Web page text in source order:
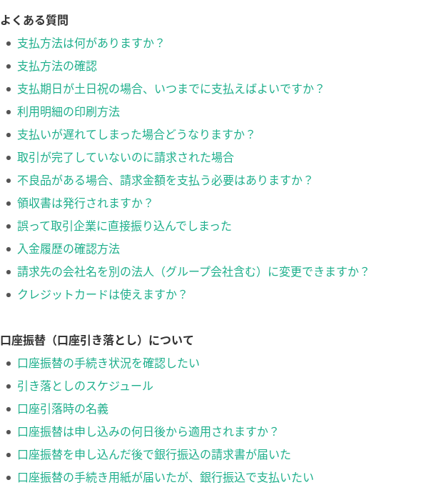
よくある質問
支払方法は何がありますか？
支払方法の確認
支払期日が土日祝の場合、いつまでに支払えばよいですか？
利用明細の印刷方法
支払いが遅れてしまった場合どうなりますか？
取引が完了していないのに請求された場合
不良品がある場合、請求金額を支払う必要はありますか？
領収書は発行されますか？
誤って取引企業に直接振り込んでしまった
入金履歴の確認方法
請求先の会社名を別の法人（グループ会社含む）に変更できますか？
クレジットカードは使えますか？
口座振替（口座引き落とし）について
口座振替の手続き状況を確認したい
引き落としのスケジュール
口座引落時の名義
口座振替は申し込みの何日後から適用されますか？
口座振替を申し込んだ後で銀行振込の請求書が届いた
口座振替の手続き用紙が届いたが、銀行振込で支払いたい